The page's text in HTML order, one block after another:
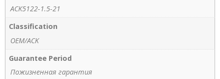
ACK5122-1.5-21
Classification
OEM/ACK
Guarantee Period
Пожизненная гарантия